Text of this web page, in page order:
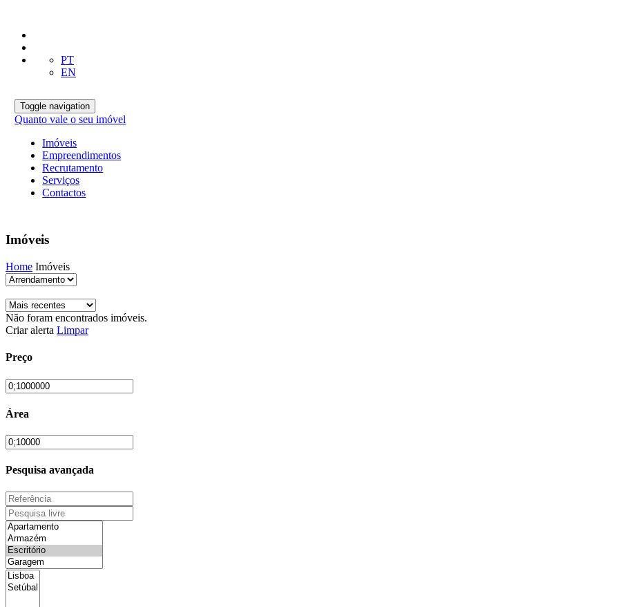
PT
EN
Toggle navigation
Quanto vale o seu imóvel
Imóveis
Empreendimentos
Recrutamento
Serviços
Contactos
Imóveis
Home Imóveis
Não foram encontrados imóveis.
Criar alerta Limpar
Preço
Área
Pesquisa avançada